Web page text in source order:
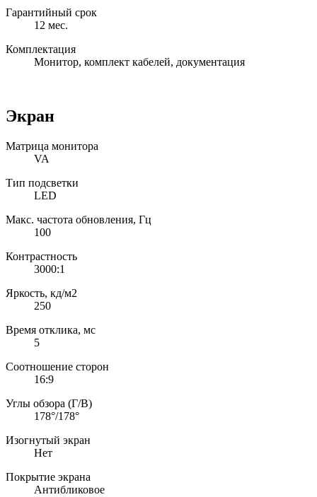
Гарантийный срок
12 мес.
Комплектация
Монитор, комплект кабелей, документация
Экран
Матрица монитора
VA
Тип подсветки
LED
Макс. частота обновления, Гц
100
Контрастность
3000:1
Яркость, кд/м2
250
Время отклика, мс
5
Соотношение сторон
16:9
Углы обзора (Г/В)
178°/178°
Изогнутый экран
Нет
Покрытие экрана
Антибликовое